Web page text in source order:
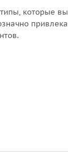
которые